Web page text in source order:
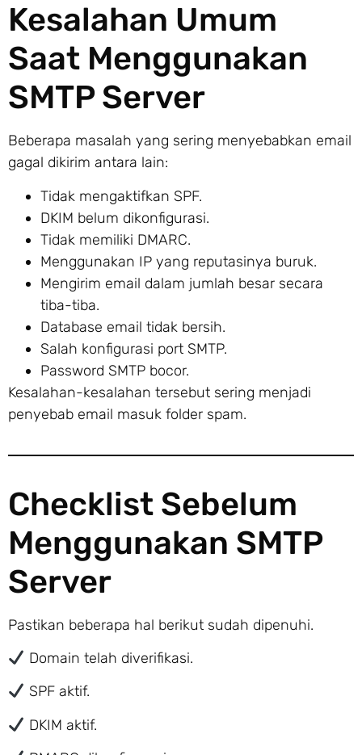
Kesalahan Umum
Saat Menggunakan
SMTP Server
Beberapa masalah yang sering menyebabkan email
gagal dikirim antara lain:
Tidak mengaktifkan SPF.
DKIM belum dikonfigurasi.
Tidak memiliki DMARC.
Menggunakan IP yang reputasinya buruk.
Mengirim email dalam jumlah besar secara
tiba-tiba.
Database email tidak bersih.
Salah konfigurasi port SMTP.
Password SMTP bocor.
Kesalahan-kesalahan tersebut sering menjadi
penyebab email masuk folder spam.
Checklist Sebelum
Menggunakan SMTP
Server
Pastikan beberapa hal berikut sudah dipenuhi.
Domain telah diverifikasi.
SPF aktif.
DKIM aktif.